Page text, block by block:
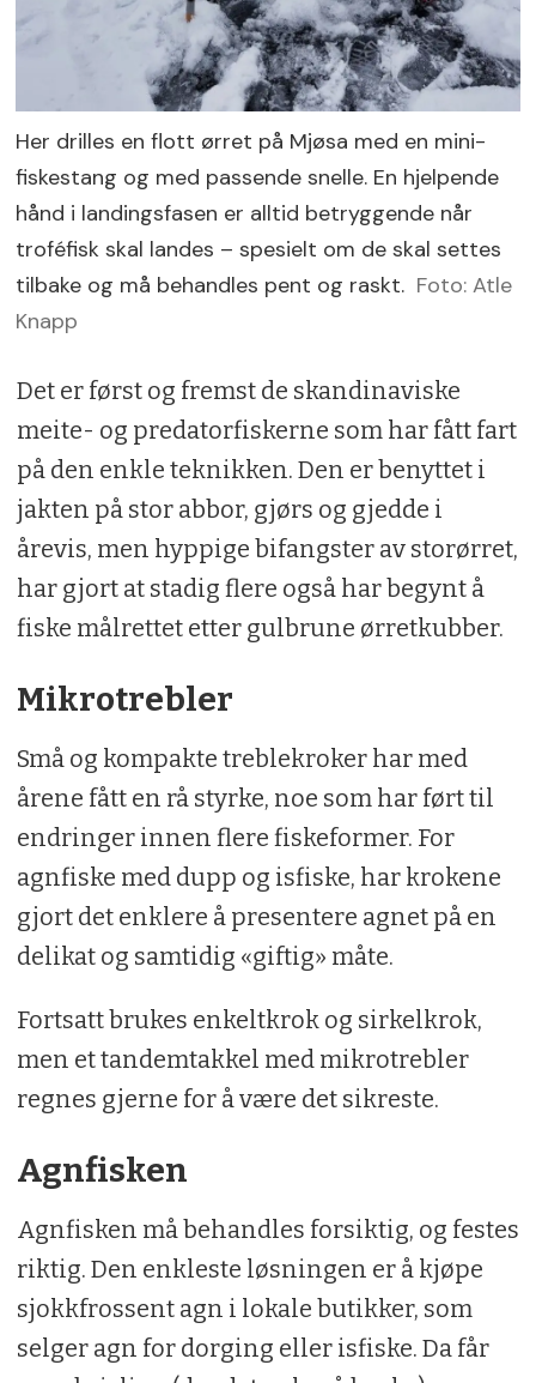
Her drilles en flott ørret på Mjøsa med en mini-
fiskestang og med passende snelle. En hjelpende
hånd i landingsfasen er alltid betryggende når
troféfisk skal landes – spesielt om de skal settes
tilbake og må behandles pent og raskt. Foto: Atle
Knapp
Det er først og fremst de skandinaviske
meite- og predatorfiskerne som har fått fart
på den enkle teknikken. Den er benyttet i
jakten på stor abbor, gjørs og gjedde i
årevis, men hyppige bifangster av storørret,
har gjort at stadig flere også har begynt å
fiske målrettet etter gulbrune ørretkubber.
Mikrotrebler
Små og kompakte treblekroker har med
årene fått en rå styrke, noe som har ført til
endringer innen flere fiskeformer. For
agnfiske med dupp og isfiske, har krokene
gjort det enklere å presentere agnet på en
delikat og samtidig «giftig» måte.
Fortsatt brukes enkeltkrok og sirkelkrok,
men et tandemtakkel med mikrotrebler
regnes gjerne for å være det sikreste.
Agnfisken
Agnfisken må behandles forsiktig, og festes
riktig. Den enkleste løsningen er å kjøpe
sjokkfrossent agn i lokale butikker, som
selger agn for dorging eller isfiske. Da får